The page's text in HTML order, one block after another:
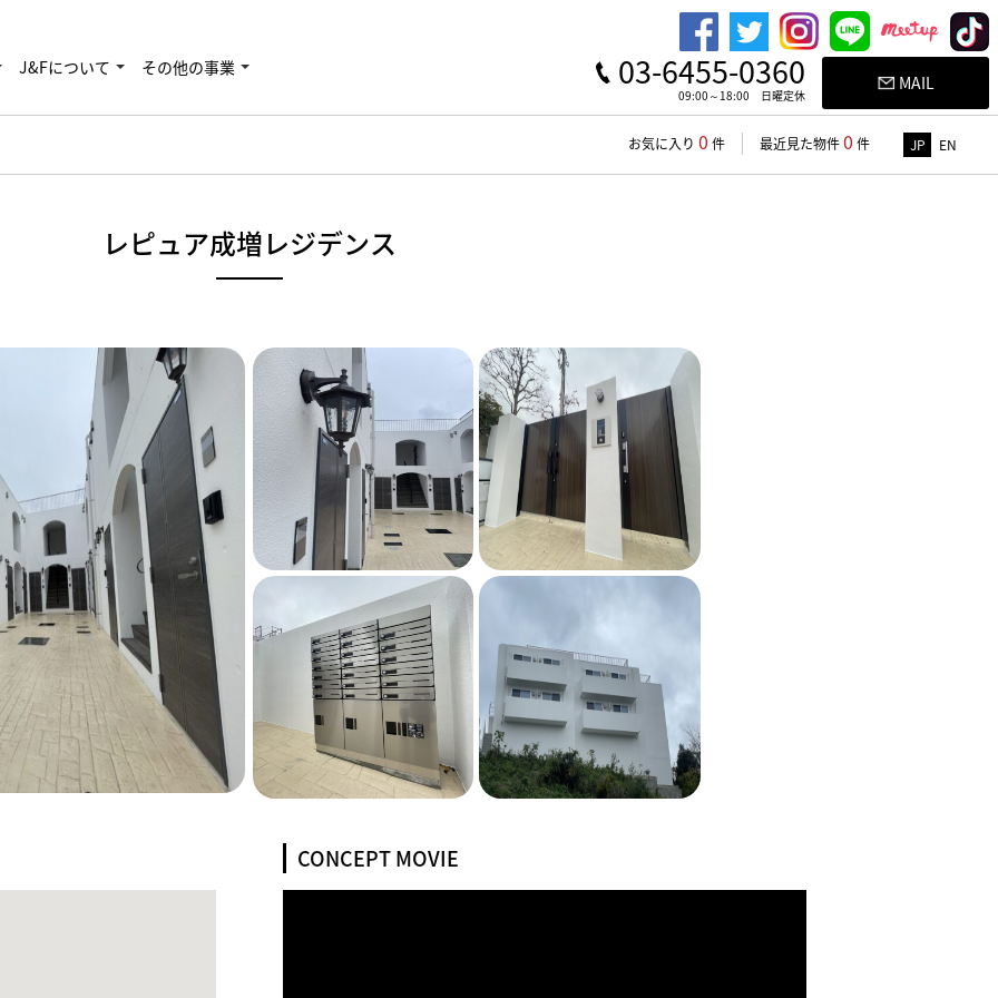
J&Fについて その他の事業 03-6455-0360
09:00～18:00 日曜定休
MAIL
お気に入り 0 件 最近見た物件0 件 JP EN
レピュア成増レジデンス
CONCEPT MOVIE